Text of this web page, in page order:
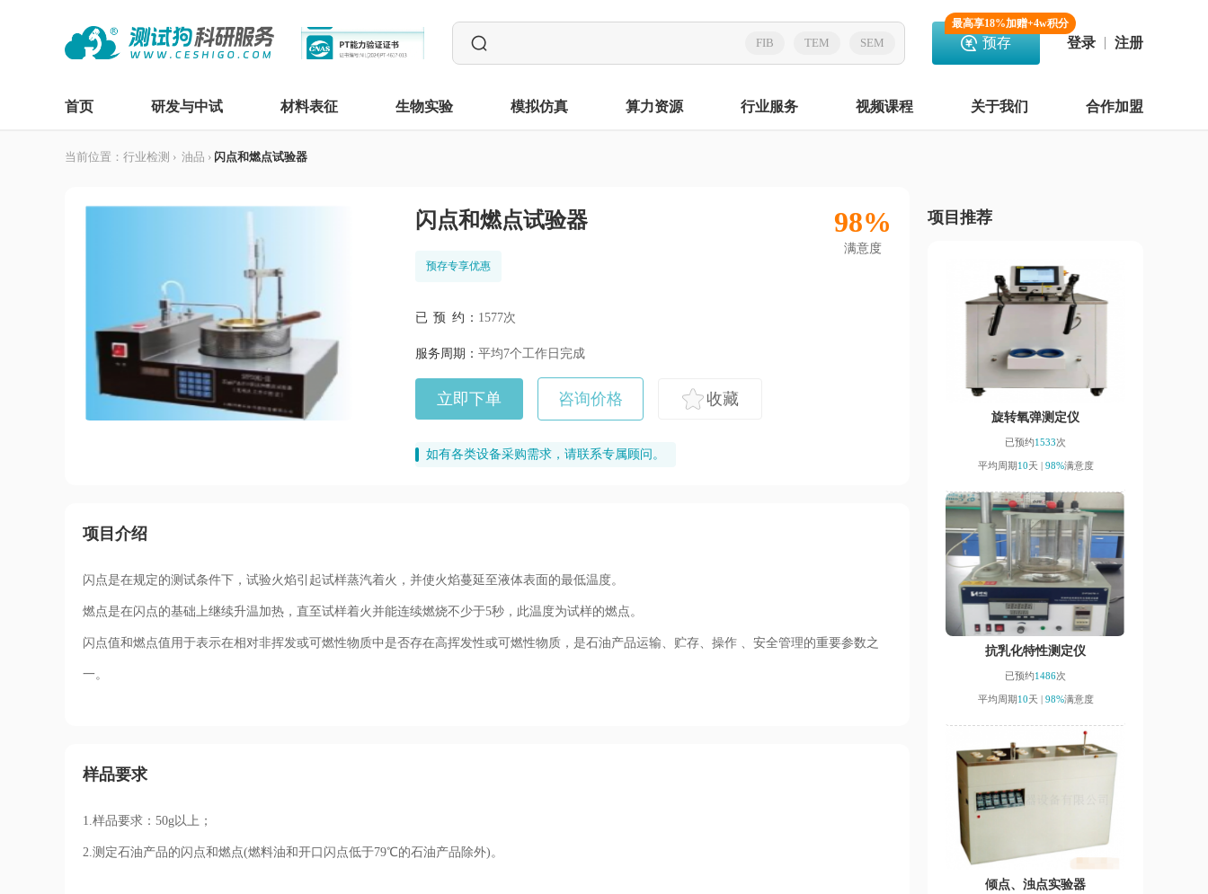
FIB TEM SEM
最高享18%加赠+4w积分
预存 登录 注册
首页 研发与中试 材料表征 生物实验 模拟仿真 算力资源 行业服务 视频课程 关于我们 合作加盟
当前位置： 行业检测 › 油品 › 闪点和燃点试验器
98%
满意度
闪点和燃点试验器
预存专享优惠
已 预 约： 1577次
服务周期： 平均7个工作日完成
立即下单 咨询价格 收藏
如有各类设备采购需求，请联系专属顾问。
项目介绍
闪点是在规定的测试条件下，试验火焰引起试样蒸汽着火，并使火焰蔓延至液体表面的最低温度。
燃点是在闪点的基础上继续升温加热，直至试样着火并能连续燃烧不少于5秒，此温度为试样的燃点。
闪点值和燃点值用于表示在相对非挥发或可燃性物质中是否存在高挥发性或可燃性物质，是石油产品运输、贮存、操作 、安全管理的重要参数之
一。
样品要求
1.样品要求：50g以上；
2.测定石油产品的闪点和燃点(燃料油和开口闪点低于79℃的石油产品除外)。
项目推荐
旋转氧弹测定仪
已预约1533次
平均周期10天 | 98%满意度
抗乳化特性测定仪
已预约1486次
平均周期10天 | 98%满意度
倾点、浊点实验器